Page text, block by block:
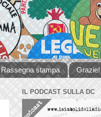
Rassegna stampa Grazie!
IL PODCAST SULLA DC